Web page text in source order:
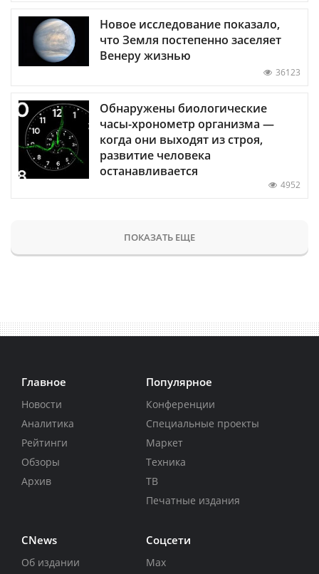
Новое исследование показало,
что Земля постепенно заселяет
Венеру жизнью
36123
Обнаружены биологические
часы-хронометр организма —
когда они выходят из строя,
развитие человека
останавливается
4952
ПОКАЗАТЬ ЕЩЕ
Главное
Новости
Аналитика
Рейтинги
Обзоры
Архив
Популярное
Конференции
Специальные проекты
Маркет
Техника
ТВ
Печатные издания
CNews
Об издании
Соцсети
Max